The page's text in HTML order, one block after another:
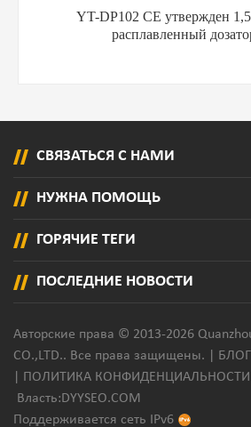
YT-QB201 Простое управление
5L Оборудование для дозирования
СВЯЗАТЬСЯ С НАМИ
НУЖНА ПОМОЩЬ
ГОРЯЧИЕ ТЕГИ
ПОСЛЕДНИЕ НОВОСТИ
Авторские права © 2013-2026
CO.,LTD.. Все права защищены. |
БЛОГ
ПОЛИТИКА КОНФИДЕНЦИАЛЬНОСТИ
Власть:DYYSEO.COM
Поддерживается сеть IPv6